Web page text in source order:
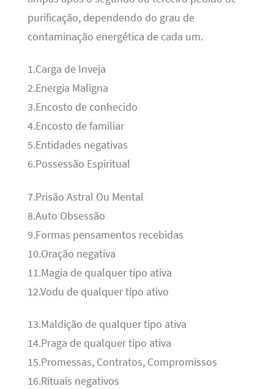
purificação, dependendo do grau de
contaminação energética de cada um.
1.Carga de Inveja
2.Energia Maligna
3.Encosto de conhecido
4.Encosto de familiar
5.Entidades negativas
6.Possessão Espiritual
7.Prisão Astral Ou Mental
8.Auto Obsessão
9.Formas pensamentos recebidas
10.Oração negativa
11.Magia de qualquer tipo ativa
12.Vodu de qualquer tipo ativo
13.Maldição de qualquer tipo ativa
14.Praga de qualquer tipo ativa
15.Promessas, Contratos, Compromissos
16.Rituais negativos